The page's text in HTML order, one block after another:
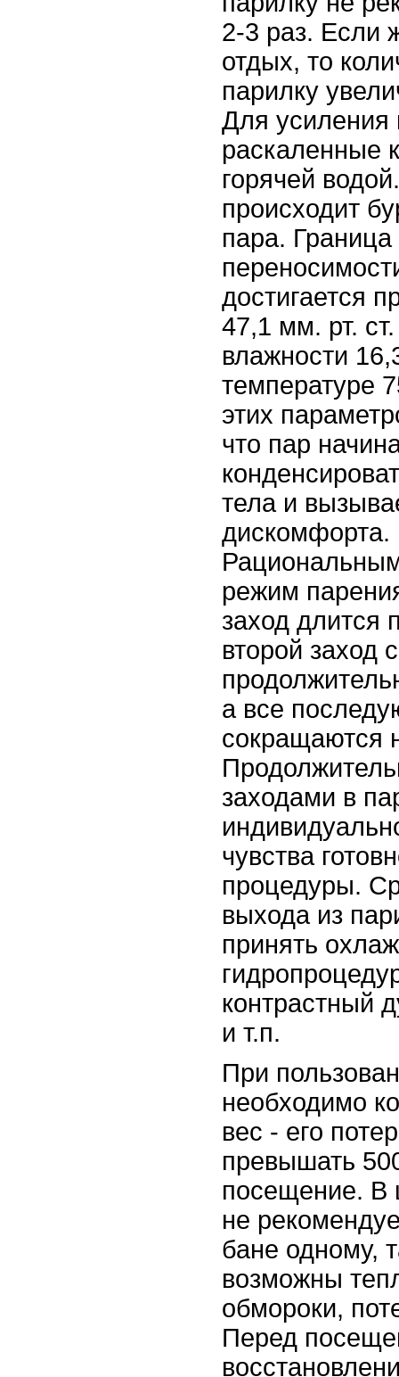
2-3 раз. Если
отдых, то
парилку
Для усиления
раскаленные
горячей
происходит
пара.
достигается
47,1 мм. рт.
влажности
температуре
этих
что пар
тела и
дискомфорта.
режим
заход длится
второй заход
а все
сокращаются
заходами в
чувства
процедуры.
выхода из
принять
контрастный
и т.п.
При
необходимо
вес - его
превышать
посещение. В
не
бане одному,
возможны
обмороки,
Перед